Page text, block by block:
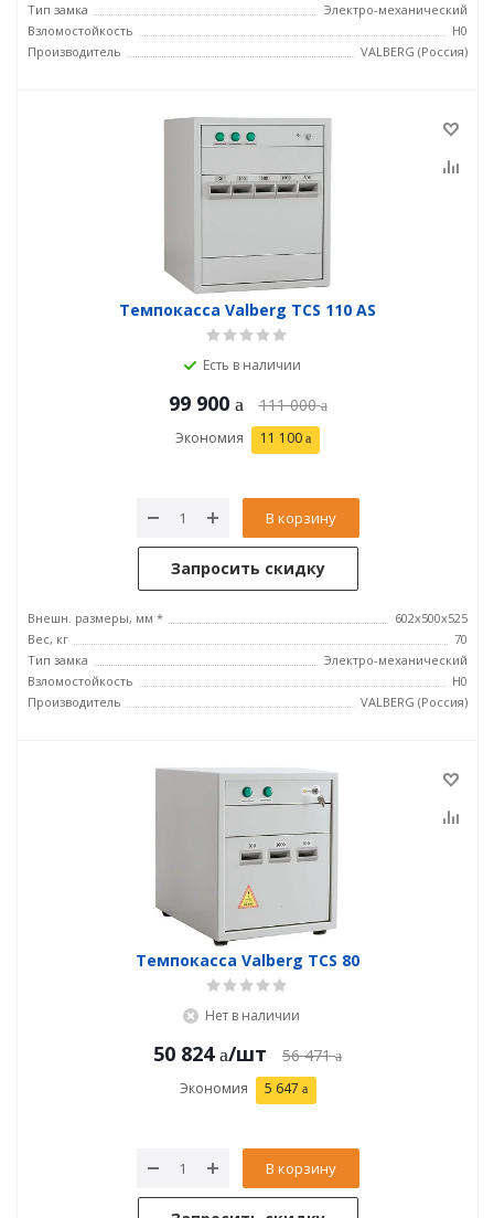
Тип замка
Электро-механический
Взломостойкость
H0
Производитель
VALBERG (Россия)
Темпокасса Valberg TCS 110 AS
Есть в наличии
99 900 111 000
Экономия 11 100
В корзину
Запросить скидку
Внешн. размеры, мм *
602x500x525
Вес, кг
70
Тип замка
Электро-механический
Взломостойкость
H0
Производитель
VALBERG (Россия)
Темпокасса Valberg TCS 80
Нет в наличии
50 824 /шт 56 471
Экономия 5 647
В корзину